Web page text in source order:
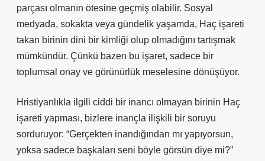
parçası olmanın ötesine geçmiş olabilir. Sosyal
medyada, sokakta veya gündelik yaşamda, Haç işareti
takan birinin dini bir kimliği olup olmadığını tartışmak
mümkündür. Çünkü bazen bu işaret, sadece bir
toplumsal onay ve görünürlük meselesine dönüşüyor.
Hristiyanlıkla ilgili ciddi bir inancı olmayan birinin Haç
işareti yapması, bizlere inançla ilişkili bir soruyu
sorduruyor: “Gerçekten inandığından mı yapıyorsun,
yoksa sadece başkaları seni böyle görsün diye mi?”